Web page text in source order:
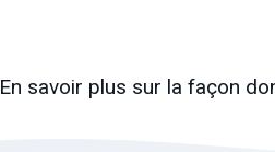
En savoir plus sur la façon